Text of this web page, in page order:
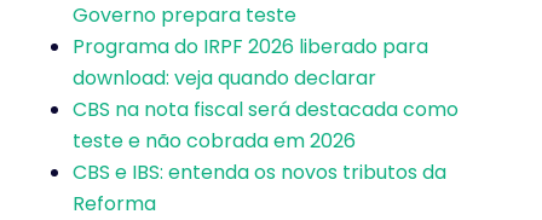
Governo prepara teste
Programa do IRPF 2026 liberado para
download: veja quando declarar
CBS na nota fiscal será destacada como
teste e não cobrada em 2026
CBS e IBS: entenda os novos tributos da
Reforma